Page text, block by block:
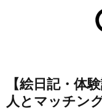
【絵日記・体
人とマッチン